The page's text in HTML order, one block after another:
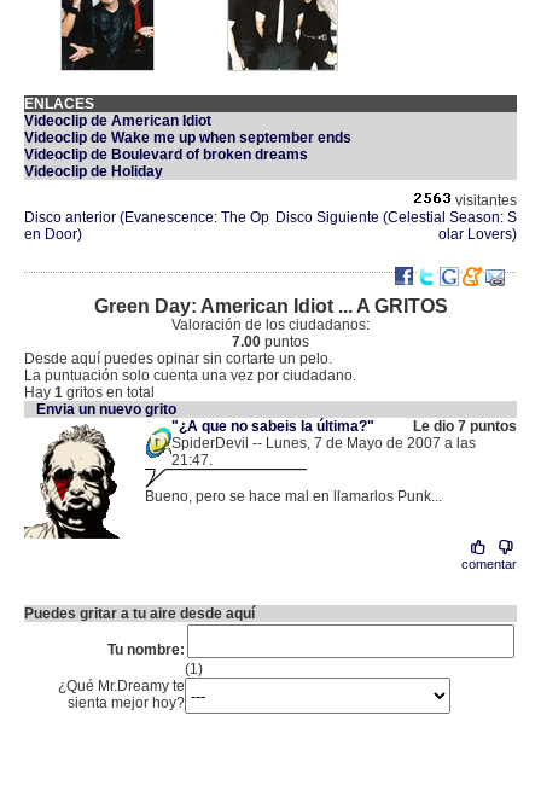
ENLACES
Videoclip de American Idiot
Videoclip de Wake me up when september ends
Videoclip de Boulevard of broken dreams
Videoclip de Holiday
visitantes
Disco anterior (Evanescence: The Op
en Door)
Disco Siguiente (Celestial Season: S
olar Lovers)
Green Day: American Idiot ... A GRITOS
Valoración de los ciudadanos:
7.00 puntos
Desde aquí puedes opinar sin cortarte un pelo.
La puntuación solo cuenta una vez por ciudadano.
Hay 1 gritos en total
Envia un nuevo grito
"¿A que no sabeis la última?"
Le dio 7 puntos
SpiderDevil -- Lunes, 7 de Mayo de 2007 a las
21:47.
Bueno, pero se hace mal en llamarlos Punk...
comentar
Puedes gritar a tu aire desde aquí
Tu nombre:
(1)
¿Qué Mr.Dreamy te
sienta mejor hoy?